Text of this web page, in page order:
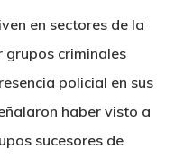
en sectores de la
grupos criminales
policial en sus
haber visto a
sucesores de